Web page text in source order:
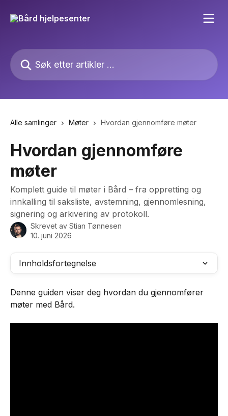
Søk etter artikler ...
Alle samlinger Møter Hvordan gjennomføre møter
Hvordan gjennomføre
møter
Komplett guide til møter i Bård – fra oppretting og
innkalling til saksliste, avstemning, gjennomlesning,
signering og arkivering av protokoll.
Skrevet av Stian Tønnesen
10. juni 2026
Innholdsfortegnelse
Denne guiden viser deg hvordan du gjennomfører
møter med Bård.